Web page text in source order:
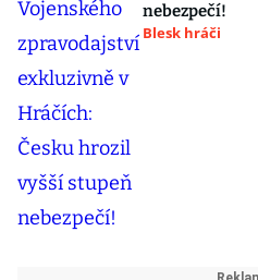
nebezpečí!
Blesk hráči